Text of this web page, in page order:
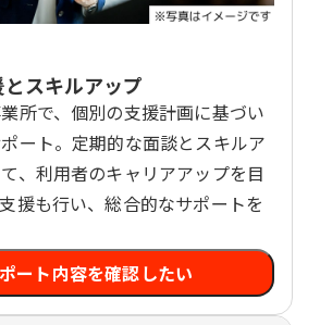
スキルアップ
所で、個別の支援計画に基づい
ート。定期的な面談とスキルア
、利用者のキャリアアップを目
援も行い、総合的なサポートを
ート内容を確認したい